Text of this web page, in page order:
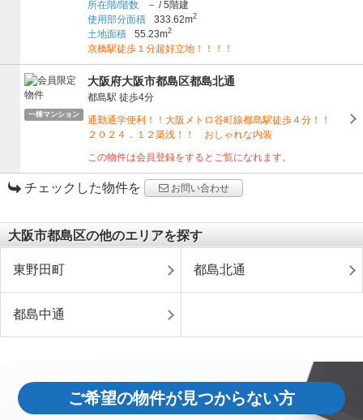
所在階/階数
－ /5階建
使用部分面積
333.62m2
土地面積 55.23m2
京橋駅徒歩１分超好立地！！！！
一棟マンション
大阪府大阪市都島区都島北通
都島駅 徒歩4分
通勤通学便利！！大阪メトロ谷町線都島駅徒歩４分！！
２０２４．１２築浅！！ おしゃれな内装
この物件は会員登録をするとご覧になれます。
チェックした物件を お問い合わせ
大阪市都島区の他のエリアを探す
東野田町 都島北通
都島中通
ご希望の物件が見つからない方